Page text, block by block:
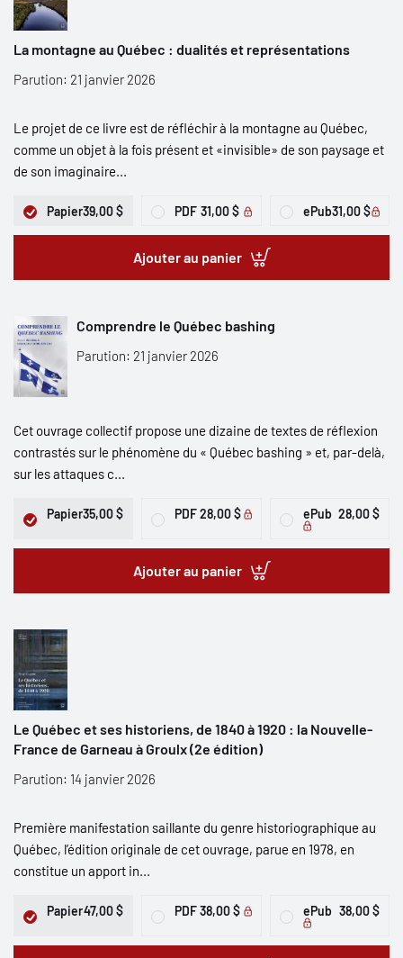
La montagne au Québec : dualités et représentations
Parution: 21 janvier 2026
Le projet de ce livre est de réfléchir à la montagne au Québec,
comme un objet à la fois présent et «invisible» de son paysage et
de son imaginaire...
Papier39,00 $ PDF 31,00 $ ePub31,00 $
Ajouter au panier
Comprendre le Québec bashing
Parution: 21 janvier 2026
Cet ouvrage collectif propose une dizaine de textes de réflexion
contrastés sur le phénomène du « Québec bashing » et, par-delà,
sur les attaques c...
Papier35,00 $ PDF28,00 $ ePub 28,00 $
Ajouter au panier
Le Québec et ses historiens, de 1840 à 1920 : la Nouvelle-
France de Garneau à Groulx (2e édition)
Parution: 14 janvier 2026
Première manifestation saillante du genre historiographique au
Québec, l’édition originale de cet ouvrage, parue en 1978, en
constitue un apport in...
Papier47,00 $ PDF 38,00 $ ePub 38,00 $